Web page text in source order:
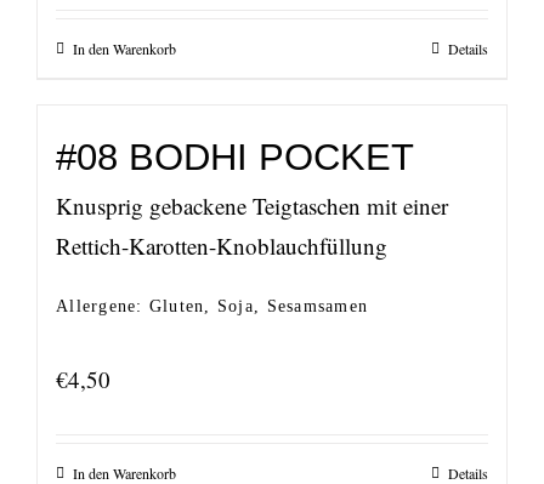
In den Warenkorb Details
#08 BODHI POCKET
Knusprig gebackene Teigtaschen mit einer
Rettich-Karotten-Knoblauchfüllung
Allergene: Gluten, Soja, Sesamsamen
€4,50
In den Warenkorb Details